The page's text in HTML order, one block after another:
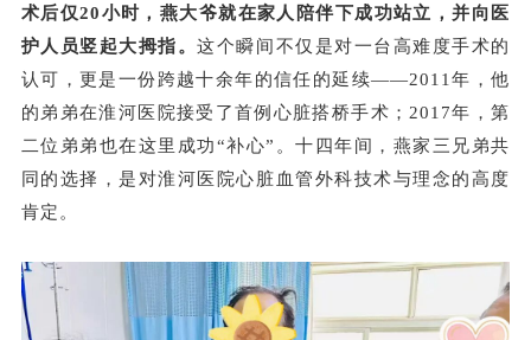
术后仅20小时，燕大爷就在家人陪伴下成功站立，并向医
护人员竖起大拇指。这个瞬间不仅是对一台高难度手术的
认可，更是一份跨越十余年的信任的延续——2011年，他
的弟弟在淮河医院接受了首例心脏搭桥手术；2017年，第
二位弟弟也在这里成功“补心”。十四年间，燕家三兄弟共
同的选择，是对淮河医院心脏血管外科技术与理念的高度
肯定。